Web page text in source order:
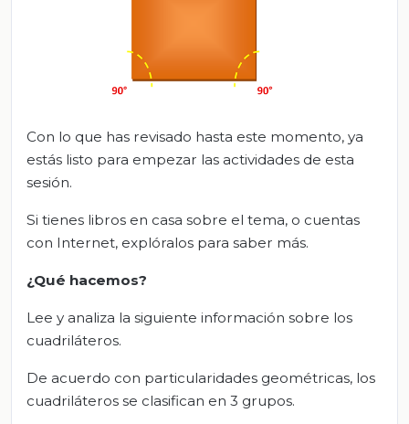
Con lo que has revisado hasta este momento, ya
estás listo para empezar las actividades de esta
sesión.
Si tienes libros en casa sobre el tema, o cuentas
con Internet, explóralos para saber más.
¿Qué hacemos?
Lee y analiza la siguiente información sobre los
cuadriláteros.
De acuerdo con particularidades geométricas, los
cuadriláteros se clasifican en 3 grupos.